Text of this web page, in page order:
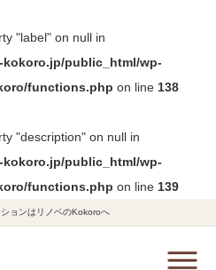
"label" on null in
public_html/wp-
functions.php on line 138
"description" on null in
public_html/wp-
functions.php on line 139
ョンはリノベのKokoroへ